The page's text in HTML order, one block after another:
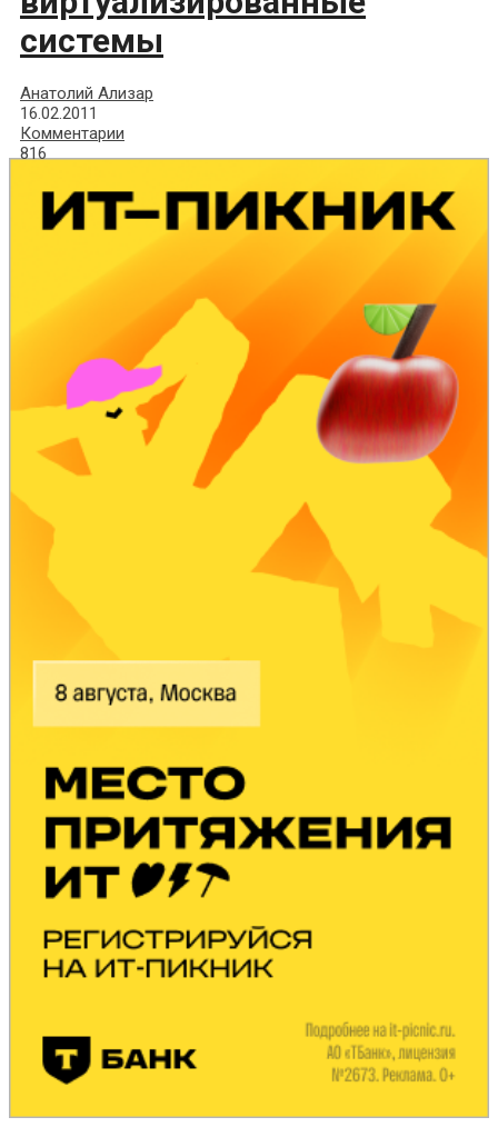
системы
Анатолий Ализар
16.02.2011
Комментарии
816